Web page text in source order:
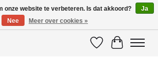
VerlanglijstWinkelwagen
onze website te verbeteren. Is dat akkoord?
Ja
Nee
Meer over cookies »